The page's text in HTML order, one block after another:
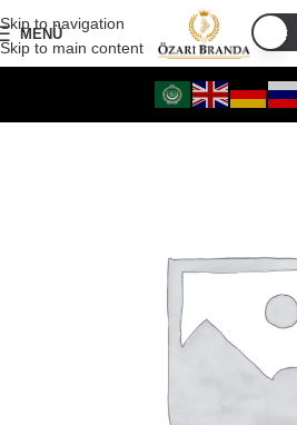
Skip to navigation
Skip to main content
MENÜ